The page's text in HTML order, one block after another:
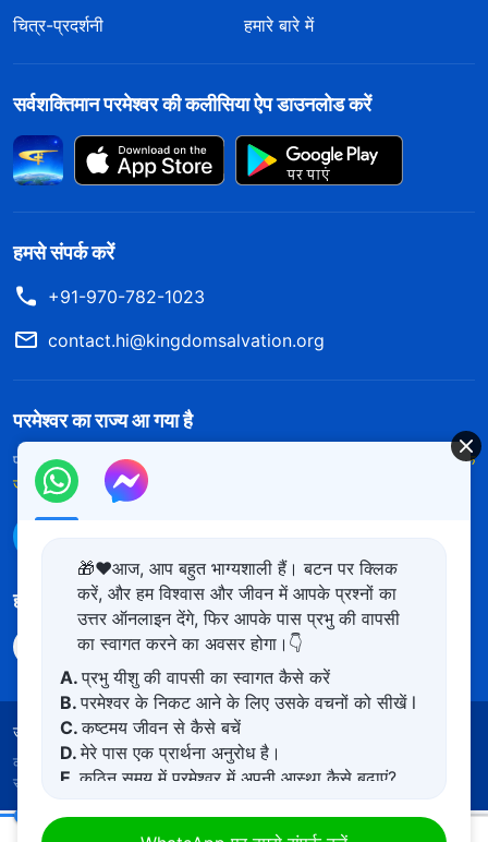
चित्र-प्रदर्शनी
हमारे बारे में
सर्वशक्तिमान परमेश्वर की कलीसिया ऐप डाउनलोड करें
हमसे संपर्क करें
+91-970-782-1023
contact.hi@kingdomsalvation.org
परमेश्वर का राज्य आ गया है
परमेश्वर का राज्य पृथ्वी पर आ गया है! क्या आप इसमें प्रवेश करना चाहते हैं?
और अधिक
जानें
हमारा अनुसरण करें
उपयोग की शर्तें गोपनीयता नीत साभार
कॉपीराइट © 2026 सर्वशक्तिमान परमेश्वर की कलीसिया।
सुरक्षित।
🎁❤️आज, आप बहुत भाग्यशाली हैं। बटन पर क्लिक
करें, और हम विश्वास और जीवन में आपके प्रश्नों का
उत्तर ऑनलाइन देंगे, फिर आपके पास प्रभु की वापसी
का स्वागत करने का अवसर होगा।👇
A.प्रभु यीशु की वापसी का स्वागत कैसे करें
B.परमेश्वर के निकट आने के लिए उसके वचनों को सीखें l
C.कष्टमय जीवन से कैसे बचें
D.मेरे पास एक प्रार्थना अनुरोध है।
E.कठिन समय में परमेश्वर में अपनी आस्था कैसे बढ़ाएं?
परमेश्वर के दैनिक वचन : जीवन में प्रवेश | अंश 538